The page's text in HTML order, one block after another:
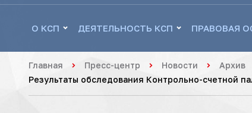
О КСП ДЕЯТЕЛЬНОСТЬ КСП ПРАВОВАЯ
Главная Пресс-центр Новости Архив
Результаты обследования Контрольно-счетной